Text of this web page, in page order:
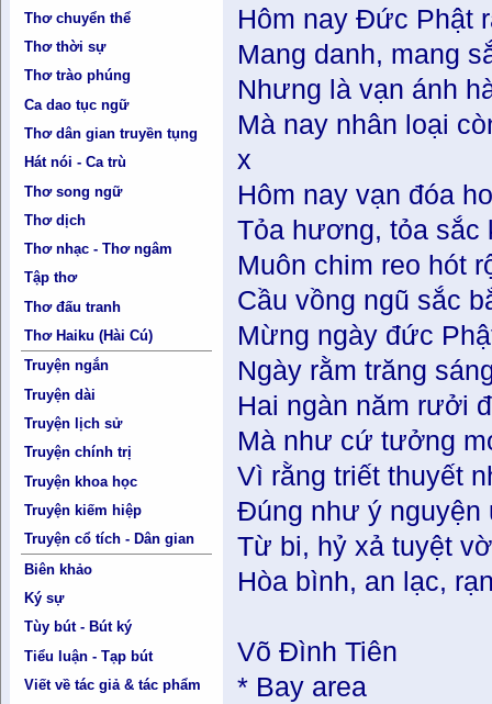
Thơ chuyển thể
Thơ thời sự
Thơ trào phúng
Ca dao tục ngữ
Thơ dân gian truyền tụng
Hát nói - Ca trù
Thơ song ngữ
Thơ dịch
Thơ nhạc - Thơ ngâm
Tập thơ
Thơ đấu tranh
Thơ Haiku (Hài Cú)
Truyện ngắn
Truyện dài
Truyện lịch sử
Truyện chính trị
Truyện khoa học
Truyện kiếm hiệp
Truyện cổ tích - Dân gian
Biên khảo
Ký sự
Tùy bút - Bút ký
Tiểu luận - Tạp bút
Viết về tác giả & tác phẩm
Hôm nay Đức Phật
Mang danh, mang
Nhưng là vạn ánh
Mà nay nhân loại
x
Hôm nay vạn đóa
Tỏa hương, tỏa sắc
Muôn chim reo hót
Cầu vồng ngũ sắc
Mừng ngày đức
Ngày rằm trăng
Hai ngàn năm rưởi
Mà như cứ tưởng
Vì rằng triết thuyết
Đúng như ý
Từ bi, hỷ xả tuyệt
Hòa bình, an lạc,
Võ Đình Tiên
* Bay area